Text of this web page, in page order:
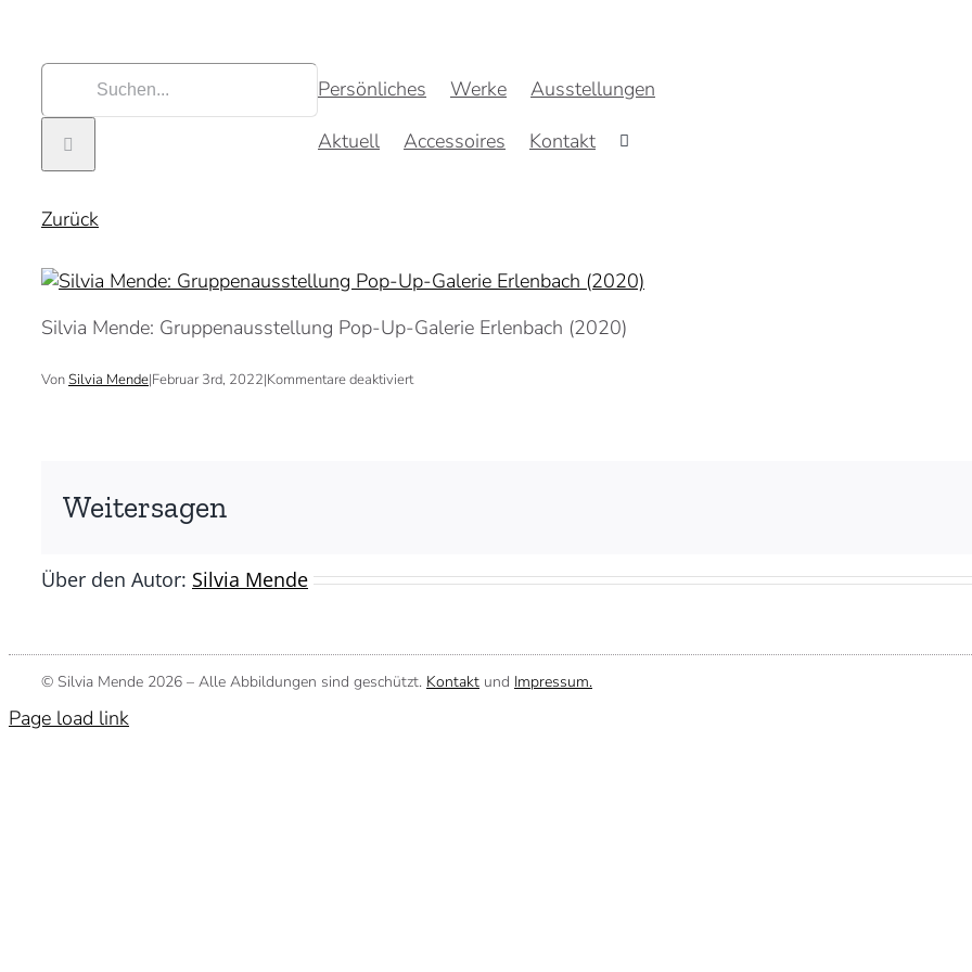
springen
Suche
Persönliches Werke
Ausstellungen
Aktuell
Accessoires Kontakt
Zurück
Silvia Mende: Gruppenausstellung Pop-Up-Galerie Erlenbach (2020)
VonSilvia Mende|Februar 3rd, 2022|Kommentare deaktiviertfür
Weitersagen
Über den Autor: Silvia Mende
© Silvia Mende 2026 – Alle Abbildungen sind geschützt. Kontakt und Impressum.
Page load link